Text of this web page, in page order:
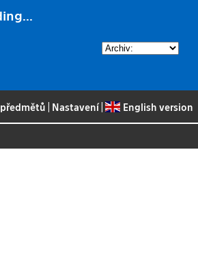
Nastavení| English version